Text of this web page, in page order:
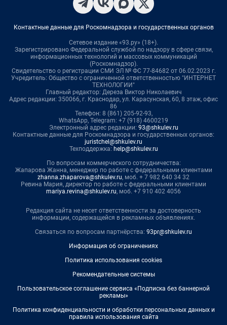
Контактные данные для Роскомнадзора и государственных органов
Сетевое издание «93.ру» (18+).
Зарегистрировано Федеральной службой по надзору в сфере связи,
информационных технологий и массовых коммуникаций
(Роскомнадзор).
Свидетельство о регистрации СМИ ЭЛ № ФС 77-84682 от 06.02.2023 г.
Учредитель: Общество с ограниченной ответственностью "ИНТЕРНЕТ
ТЕХНОЛОГИИ"
Главный редактор: Дереза Виктор Николаевич
Адрес редакции: 350066, г. Краснодар, ул. Карасунская, 60, 8 этаж, офис
86
Телефон: 8 (861) 205-92-93,
WhatsApp, Telegram: +7 (918) 4600219
Электронный адрес редакции: 93@shkulev.ru
Контактные данные для Роскомнадзора и государственных органов:
juristchel@shkulev.ru
Техподдержка: help@shkulev.ru
По вопросам коммерческого сотрудничества:
Жапарова Жанна, менеджер по работе с федеральными клиентами
zhanna.zhaparova@shkulev.ru, моб. + 7 982 640 34 32
Ревина Мария, директор по работе с федеральными клиентами
mariya.revina@shkulev.ru, моб. +7 910 402 4056
Редакция сайта не несет ответственности за достоверность
информации, содержащейся в рекламных объявлениях.
Связаться по вопросам партнёрства: 93pr@shkulev.ru
Информация об ограничениях
Политика использования cookies
Рекомендательные системы
Пользовательское соглашение сервиса «Подписка без баннерной
рекламы»
Политика конфиденциальности и обработки персональных данных и
правила использования сайта